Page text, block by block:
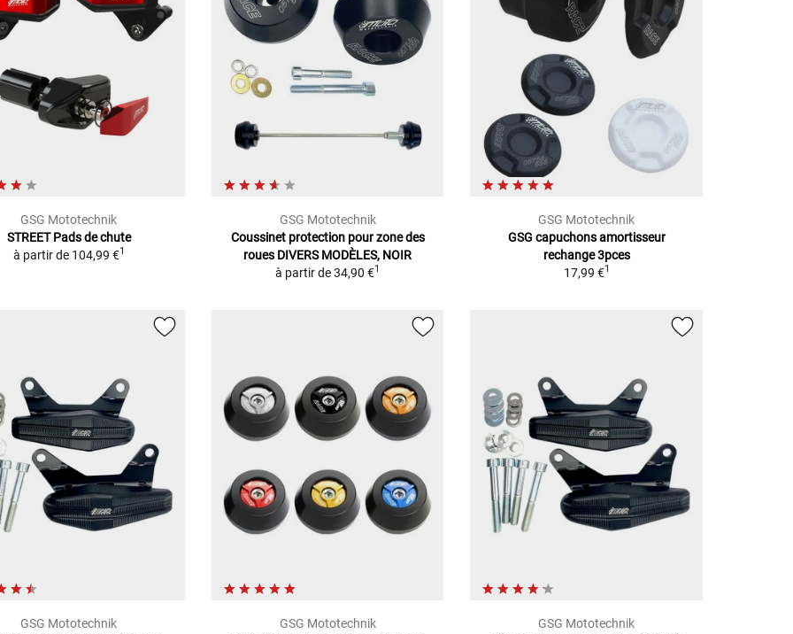
GSG Mototechnik
STREET Pads de chute
à partir de 104,99 €1
GSG Mototechnik
Coussinet protection pour zone des
roues DIVERS MODÈLES, NOIR
à partir de 34,90 €1
GSG Mototechnik
GSG capuchons amortisseur
rechange 3pces
17,99 €1
GSG Mototechnik
GSG Mototechnik
GSG Mototechnik